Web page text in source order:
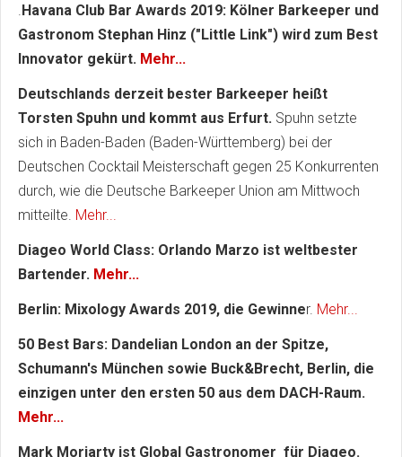
.Havana Club Bar Awards 2019: Kölner Barkeeper und
Gastronom Stephan Hinz ("Little Link") wird zum Best
Innovator gekürt. Mehr...
Deutschlands derzeit bester Barkeeper heißt
Torsten Spuhn und kommt aus Erfurt. Spuhn setzte
sich in Baden-Baden (Baden-Württemberg) bei der
Deutschen Cocktail Meisterschaft gegen 25 Konkurrenten
durch, wie die Deutsche Barkeeper Union am Mittwoch
mitteilte. Mehr...
Diageo World Class: Orlando Marzo ist weltbester
Bartender. Mehr...
Berlin: Mixology Awards 2019, die Gewinner. Mehr...
50 Best Bars: Dandelian London an der Spitze,
Schumann's München sowie Buck&Brecht, Berlin, die
einzigen unter den ersten 50 aus dem DACH-Raum.
Mehr...
Mark Moriarty ist Global Gastronomer für Diageo.